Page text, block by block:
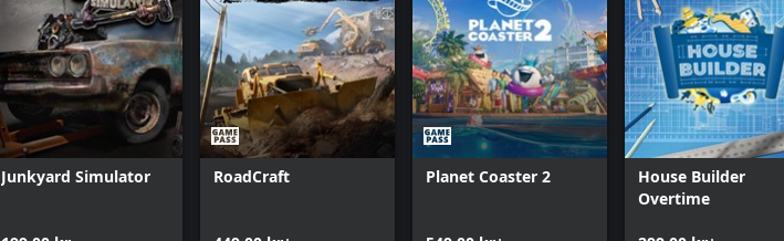
Junkyard Simulator RoadCraft Planet Coaster 2
House Builder
Overtime